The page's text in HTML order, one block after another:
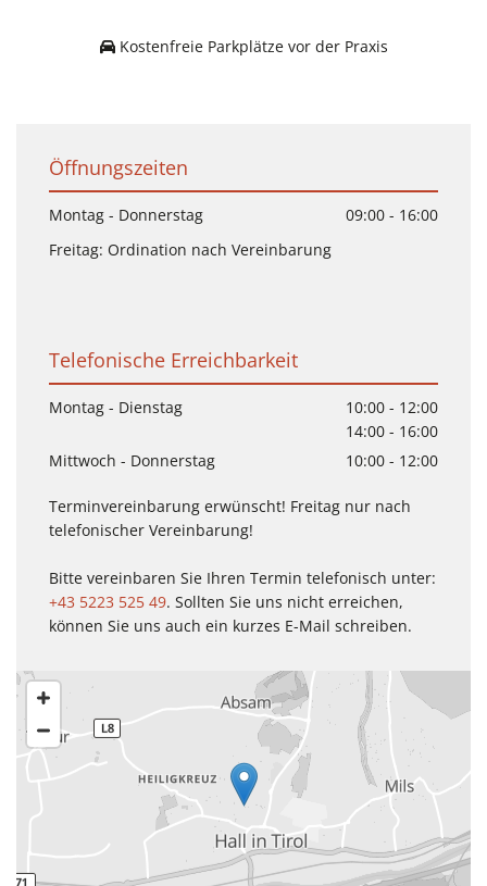
Kostenfreie Parkplätze vor der Praxis
Öffnungszeiten
Montag - Donnerstag
09:00 - 16:00
Freitag: Ordination nach Vereinbarung
Telefonische Erreichbarkeit
Montag - Dienstag
10:00 - 12:00
14:00 - 16:00
Mittwoch - Donnerstag
10:00 - 12:00
Terminvereinbarung erwünscht! Freitag nur nach
telefonischer Vereinbarung!
Bitte vereinbaren Sie Ihren Termin telefonisch unter:
+43 5223 525 49. Sollten Sie uns nicht erreichen,
können Sie uns auch ein kurzes E-Mail schreiben.